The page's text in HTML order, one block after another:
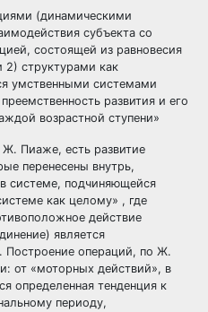
(динамическими
субъекта со
состоящей из равновесия
структурами как
умственными системами
развития и его
возрастной ступени»
Пиаже, есть развитие
перенесены внутрь,
системе, подчиняющейся
как целому» , где
действие
является
Построение операций, по Ж.
от «моторных действий», в
определенная тенденция к
периоду,